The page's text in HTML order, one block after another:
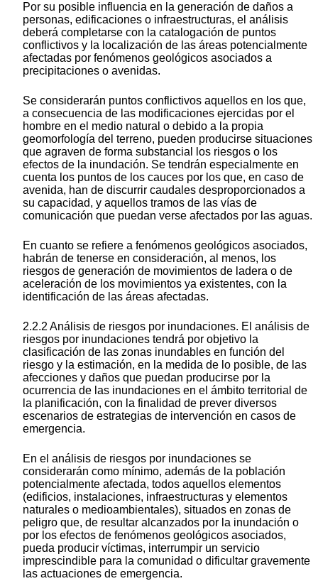
Por su posible influencia en la generación de daños a
personas, edificaciones o infraestructuras, el análisis
deberá completarse con la catalogación de puntos
conflictivos y la localización de las áreas potencialmente
afectadas por fenómenos geológicos asociados a
precipitaciones o avenidas.
Se considerarán puntos conflictivos aquellos en los que,
a consecuencia de las modificaciones ejercidas por el
hombre en el medio natural o debido a la propia
geomorfología del terreno, pueden producirse situaciones
que agraven de forma substancial los riesgos o los
efectos de la inundación. Se tendrán especialmente en
cuenta los puntos de los cauces por los que, en caso de
avenida, han de discurrir caudales desproporcionados a
su capacidad, y aquellos tramos de las vías de
comunicación que puedan verse afectados por las aguas.
En cuanto se refiere a fenómenos geológicos asociados,
habrán de tenerse en consideración, al menos, los
riesgos de generación de movimientos de ladera o de
aceleración de los movimientos ya existentes, con la
identificación de las áreas afectadas.
2.2.2 Análisis de riesgos por inundaciones. El análisis de
riesgos por inundaciones tendrá por objetivo la
clasificación de las zonas inundables en función del
riesgo y la estimación, en la medida de lo posible, de las
afecciones y daños que puedan producirse por la
ocurrencia de las inundaciones en el ámbito territorial de
la planificación, con la finalidad de prever diversos
escenarios de estrategias de intervención en casos de
emergencia.
En el análisis de riesgos por inundaciones se
considerarán como mínimo, además de la población
potencialmente afectada, todos aquellos elementos
(edificios, instalaciones, infraestructuras y elementos
naturales o medioambientales), situados en zonas de
peligro que, de resultar alcanzados por la inundación o
por los efectos de fenómenos geológicos asociados,
pueda producir víctimas, interrumpir un servicio
imprescindible para la comunidad o dificultar gravemente
las actuaciones de emergencia.